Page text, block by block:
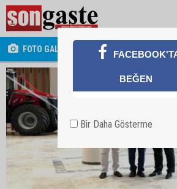
FOTO GALERİ
BEĞEN
Bir Daha Gösterme